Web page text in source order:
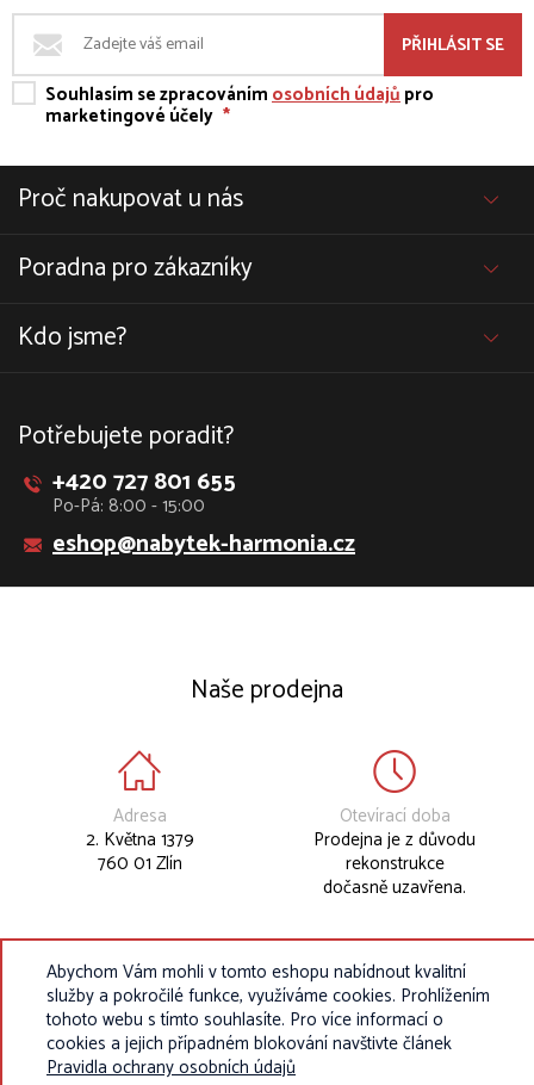
PŘIHLÁSIT SE
Souhlasím se zpracovánímosobních údajůpro
marketingové účely *
Proč nakupovat u nás
Poradna pro zákazníky
Kdo jsme?
Potřebujete poradit?
+420 727 801 655
Po-Pá: 8:00 - 15:00
eshop@nabytek-harmonia.cz
Naše prodejna
Adresa
2. Května 1379
760 01 Zlín
Otevírací doba
Prodejna je z důvodu
rekonstrukce
dočasně uzavřena.
Abychom Vám mohli v tomto eshopu nabídnout kvalitní
služby a pokročilé funkce, využíváme cookies. Prohlížením
tohoto webu s tímto souhlasíte. Pro více informací o
cookies a jejich případném blokování navštivte článek
Pravidla ochrany osobních údajů